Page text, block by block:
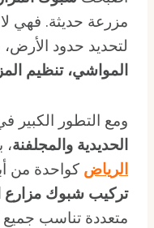
مزرعة حديثة. فهي
لتحديد حدود
المواشي، تنظيم
ومع التطور الكبير
الحديدية والمجلفنة،
الرياض كواحدة من
تركيب شبوك مزارع
متعددة تناسب جميع